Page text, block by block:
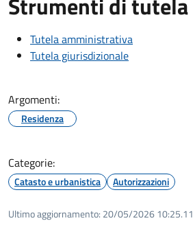
Tutela amministrativa
Tutela giurisdizionale
Argomenti:
Residenza
Categorie:
Catasto e urbanistica Autorizzazioni
Ultimo aggiornamento: 20/05/2026 10:25.11